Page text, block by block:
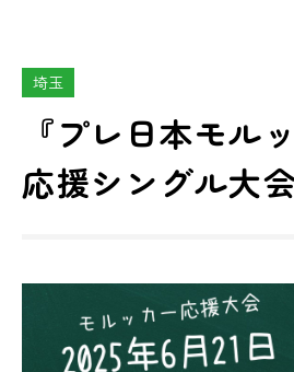
埼玉
『プレ日本モル
応援シングル大会